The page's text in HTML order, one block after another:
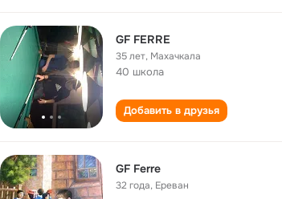
GF FERRE
35 лет, Мaхaчкaлa
40 школа
Добавить в друзья
GF Ferre
32 года, Ереван